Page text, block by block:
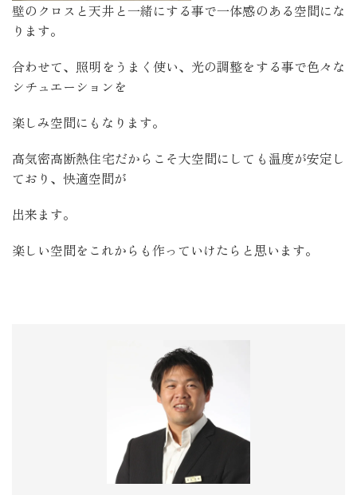
壁のクロスと天井と一緒にする事で一体感のある空間にな
ります。
合わせて、照明をうまく使い、光の調整をする事で色々な
シチュエーションを
楽しみ空間にもなります。
高気密高断熱住宅だからこそ大空間にしても温度が安定し
ており、快適空間が
出来ます。
楽しい空間をこれからも作っていけたらと思います。